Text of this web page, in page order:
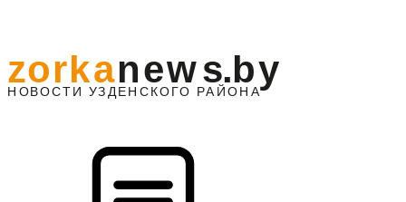
НО ВОСТИ УЗДЕНС КО ГО РАЙОНА
zorkanews.by